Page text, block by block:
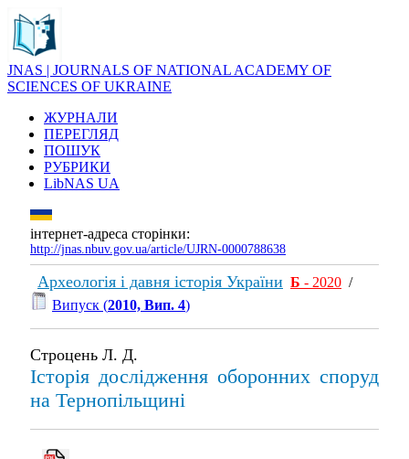
JNAS | JOURNALS OF NATIONAL ACADEMY OF
SCIENCES OF UKRAINE
ЖУРНАЛИ
ПЕРЕГЛЯД
ПОШУК
РУБРИКИ
LibNAS UA
інтернет-адреса сторінки:
http://jnas.nbuv.gov.ua/article/UJRN-0000788638
Археологія і давня історія України Б - 2020 /
Випуск (2010, Вип. 4)
Строцень Л. Д.
Історія дослідження оборонних споруд
на Тернопільщині